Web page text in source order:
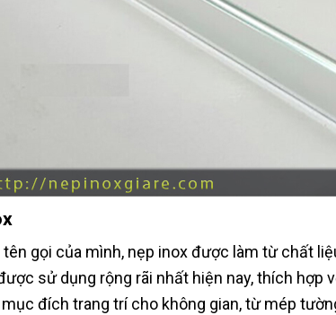
gọi của mình, nẹp inox được làm từ chất
sử dụng rộng rãi nhất hiện nay, thích
đích trang trí cho không gian, từ mép